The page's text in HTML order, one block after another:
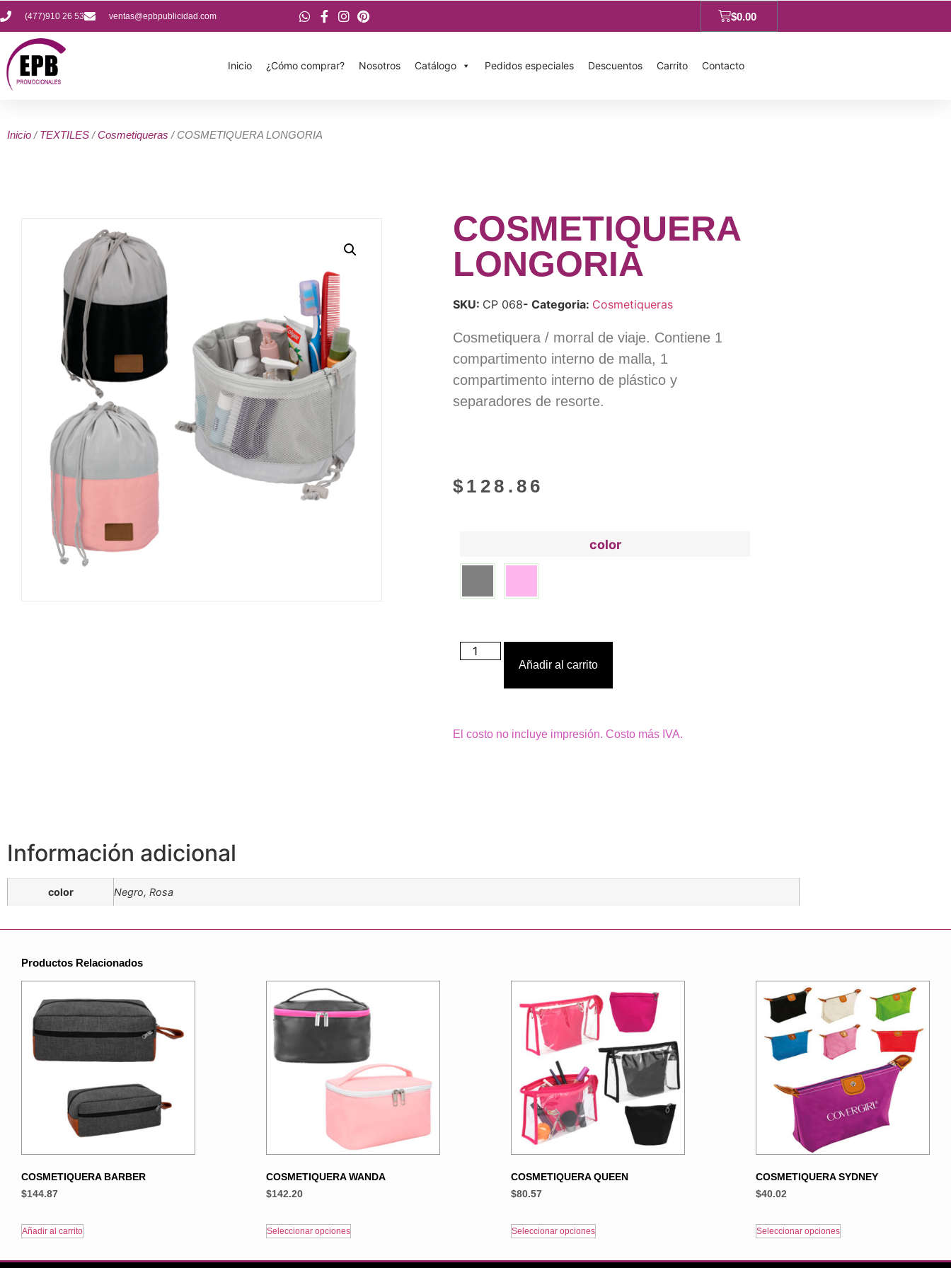
(477)910 26 53 ventas@epbpublicidad.com $0.00
Inicio ¿Cómo comprar? Nosotros Catálogo Pedidos especiales Descuentos Carrito Contacto
Inicio /TEXTILES /Cosmetiqueras / COSMETIQUERA LONGORIA
COSMETIQUERA
LONGORIA
SKU: CP 068- Categoria: Cosmetiqueras
Cosmetiquera / morral de viaje. Contiene 1
compartimento interno de malla, 1
compartimento interno de plástico y
separadores de resorte.
$ 128.86
color
Añadir al carrito
El costo no incluye impresión. Costo más IVA.
Información adicional
color Negro, Rosa
Productos Relacionados
COSMETIQUERA BARBER
$144.87
Añadir al carrito
COSMETIQUERA WANDA
$142.20
Seleccionar opciones
COSMETIQUERA QUEEN
$80.57
Seleccionar opciones
COSMETIQUERA SYDNEY
$40.02
Seleccionar opciones